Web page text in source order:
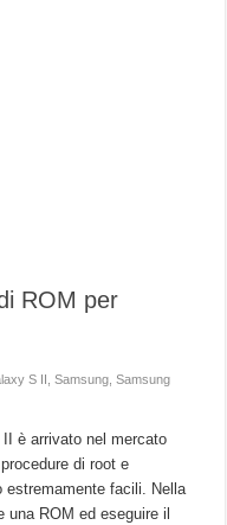
ROM per
S II ,Samsung ,Samsung
è arrivato nel mercato
di root e
estremamente facili. Nella
ROM ed eseguire il